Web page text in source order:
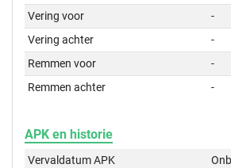
Vering voor
-
Vering achter
-
Remmen voor
-
Remmen achter
-
APK en historie
Vervaldatum APK